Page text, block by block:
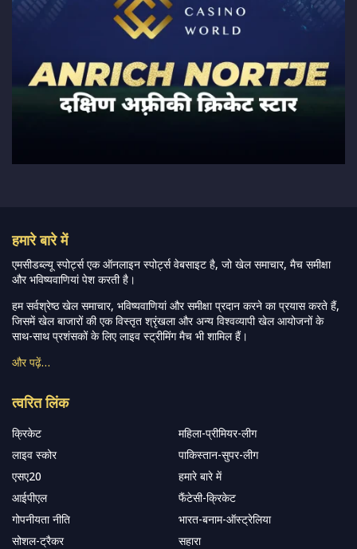
हमारे बारे में
एमसीडब्ल्यू स्पोर्ट्स एक ऑनलाइन स्पोर्ट्स वेबसाइट है, जो खेल समाचार, मैच समीक्षा
और भविष्यवाणियां पेश करती है।
हम सर्वश्रेष्ठ खेल समाचार, भविष्यवाणियां और समीक्षा प्रदान करने का प्रयास करते हैं,
जिसमें खेल बाजारों की एक विस्तृत श्रृंखला और अन्य विश्वव्यापी खेल आयोजनों के
साथ-साथ प्रशंसकों के लिए लाइव स्ट्रीमिंग मैच भी शामिल हैं।
और पढ़ें…
त्वरित लिंक
क्रिकेट
महिला-प्रीमियर-लीग
लाइव स्कोर
पाकिस्तान-सुपर-लीग
एसए20
हमारे बारे में
आईपीएल
फैंटेसी-क्रिकेट
गोपनीयता नीति
भारत-बनाम-ऑस्ट्रेलिया
सोशल-ट्रैकर
सहारा